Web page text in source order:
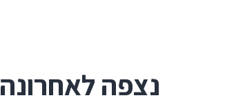
נצפה לאחרונה